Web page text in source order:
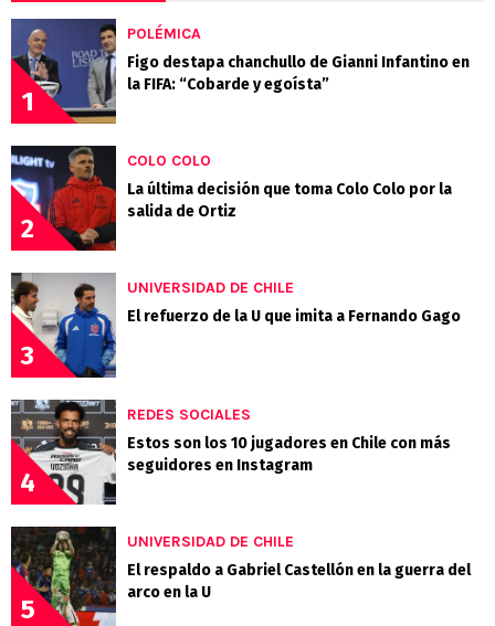
1
POLÉMICA
Figo destapa chanchullo de Gianni Infantino en
la FIFA: “Cobarde y egoísta”
2
COLO COLO
La última decisión que toma Colo Colo por la
salida de Ortiz
3
UNIVERSIDAD DE CHILE
El refuerzo de la U que imita a Fernando Gago
4
REDES SOCIALES
Estos son los 10 jugadores en Chile con más
seguidores en Instagram
5
UNIVERSIDAD DE CHILE
El respaldo a Gabriel Castellón en la guerra del
arco en la U